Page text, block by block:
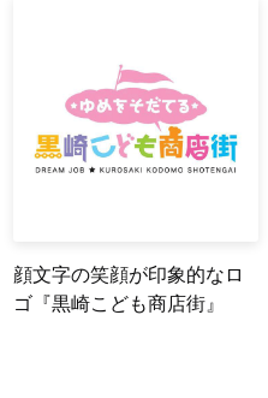
顔文字の笑顔が印象的なロ
ゴ『黒崎こども商店街』